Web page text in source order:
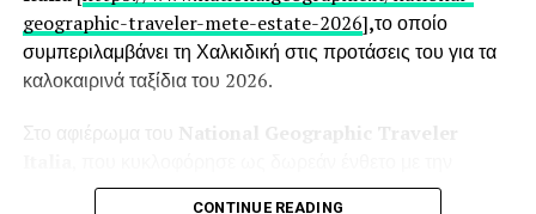
geographic-traveler-mete-estate-2026],το οποίο
συμπεριλαμβάνει τη Χαλκιδική στις προτάσεις του για τα
καλοκαιρινά ταξίδια του 2026.
Στο αφιέρωμα του National Geographic Traveler
κορυφαία ιταλική εφημερίδαLa Repubblica, η Χαλκιδική
CONTINUE READING